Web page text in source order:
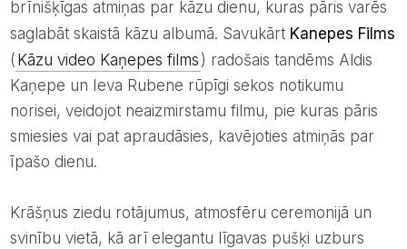
brīnišķīgas atmiņas par kāzu dienu, kuras pāris varēs
saglabāt skaistā kāzu albumā. Savukārt Kanepes Films
( Kāzu video Kaņepes films ) radošais tandēms Aldis
Kaņepe un Ieva Rubene rūpīgi sekos notikumu
norisei, veidojot neaizmirstamu filmu, pie kuras pāris
smiesies vai pat apraudāsies, kavējoties atmiņās par
īpašo dienu.
Krāšņus ziedu rotājumus, atmosfēru ceremonijā un
svinību vietā, kā arī elegantu līgavas pušķi uzburs